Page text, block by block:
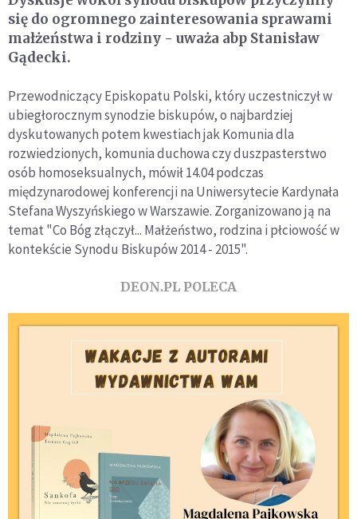
się do ogromnego zainteresowania sprawami
małżeństwa i rodziny - uważa abp Stanisław
Gądecki.
Przewodniczący Episkopatu Polski, który uczestniczył w
ubiegłorocznym synodzie biskupów, o najbardziej
dyskutowanych potem kwestiach jak Komunia dla
rozwiedzionych, komunia duchowa czy duszpasterstwo
osób homoseksualnych, mówił 14.04 podczas
międzynarodowej konferencji na Uniwersytecie Kardynała
Stefana Wyszyńskiego w Warszawie. Zorganizowano ją na
temat "Co Bóg złączył... Małżeństwo, rodzina i płciowość w
kontekście Synodu Biskupów 2014 - 2015".
DEON.PL POLECA